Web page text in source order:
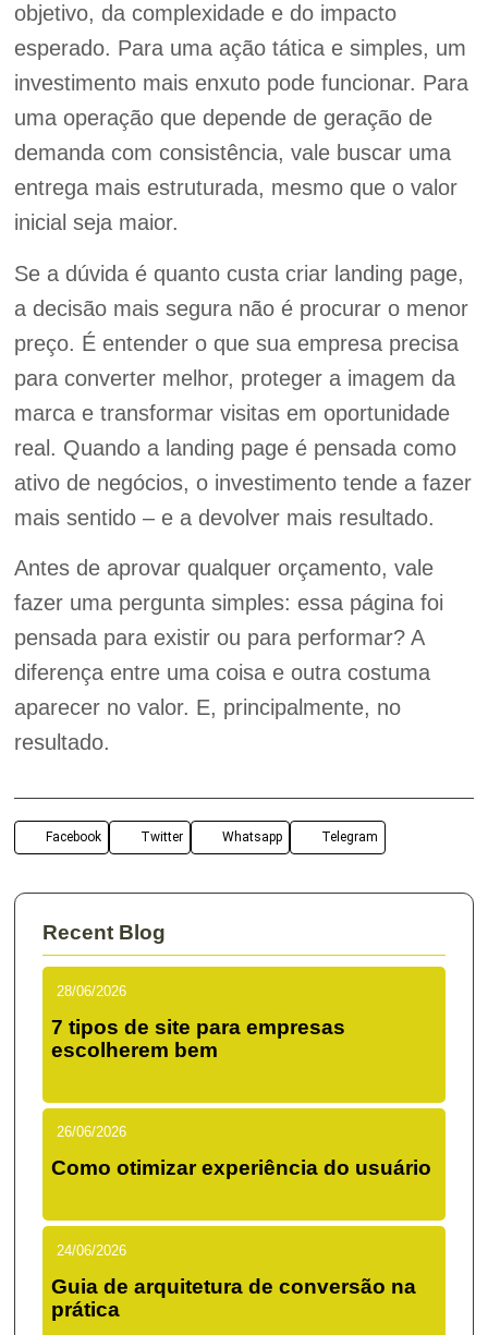
objetivo, da complexidade e do impacto
esperado. Para uma ação tática e simples, um
investimento mais enxuto pode funcionar. Para
uma operação que depende de geração de
demanda com consistência, vale buscar uma
entrega mais estruturada, mesmo que o valor
inicial seja maior.
Se a dúvida é quanto custa criar landing page,
a decisão mais segura não é procurar o menor
preço. É entender o que sua empresa precisa
para converter melhor, proteger a imagem da
marca e transformar visitas em oportunidade
real. Quando a landing page é pensada como
ativo de negócios, o investimento tende a fazer
mais sentido – e a devolver mais resultado.
Antes de aprovar qualquer orçamento, vale
fazer uma pergunta simples: essa página foi
pensada para existir ou para performar? A
diferença entre uma coisa e outra costuma
aparecer no valor. E, principalmente, no
resultado.
Facebook Twitter Whatsapp Telegram
Recent Blog
28/06/2026
7 tipos de site para empresas
escolherem bem
26/06/2026
Como otimizar experiência do usuário
24/06/2026
Guia de arquitetura de conversão na
prática